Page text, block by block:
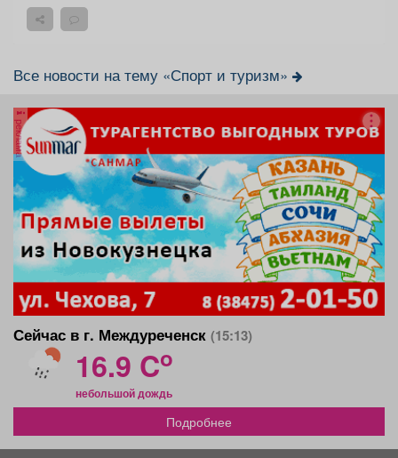
Все новости на тему «Спорт и туризм»
реклама
Сейчас в г. Междуреченск (15:13)
16.9 Co
небольшой дождь
Подробнее